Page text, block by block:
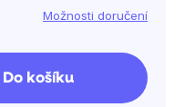
Možnosti doručení
Do košíku